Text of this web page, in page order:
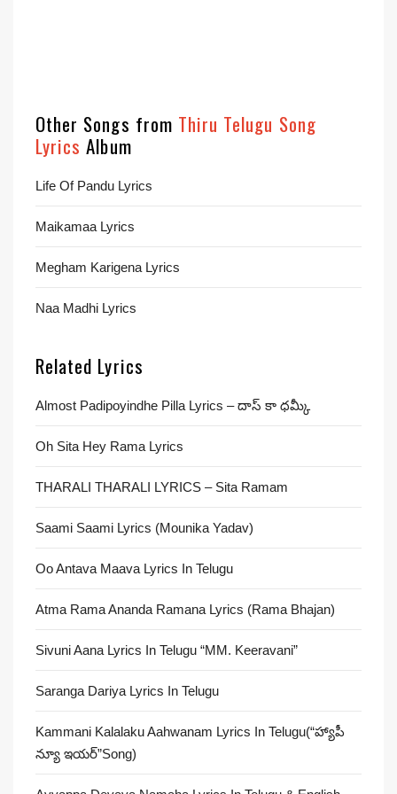
Other Songs from Thiru Telugu Song
Lyrics Album
Life Of Pandu Lyrics
Maikamaa Lyrics
Megham Karigena Lyrics
Naa Madhi Lyrics
Related Lyrics
Almost Padipoyindhe Pilla Lyrics – దాస్ కా ధమ్కీ
Oh Sita Hey Rama Lyrics
THARALI THARALI LYRICS – Sita Ramam
Saami Saami Lyrics (Mounika Yadav)
Oo Antava Maava Lyrics In Telugu
Atma Rama Ananda Ramana Lyrics (Rama Bhajan)
Sivuni Aana Lyrics In Telugu “MM. Keeravani”
Saranga Dariya Lyrics In Telugu
Kammani Kalalaku Aahwanam Lyrics In Telugu(“హ్యాపీ
న్యూ ఇయర్”Song)